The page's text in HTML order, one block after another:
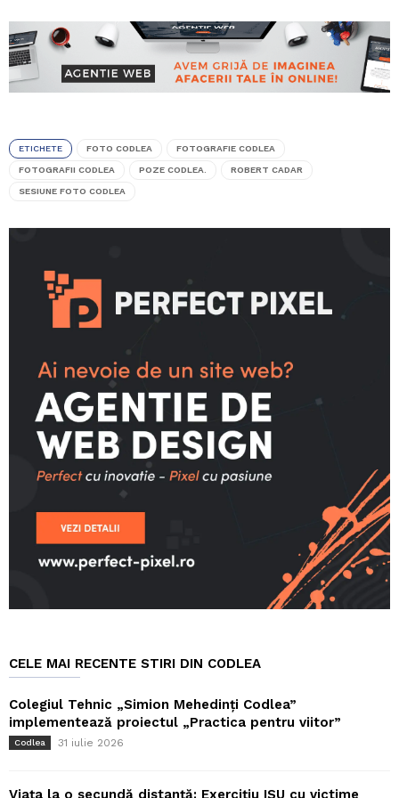
ETICHETE FOTO CODLEA FOTOGRAFIE CODLEA
FOTOGRAFII CODLEA POZE CODLEA. ROBERT CADAR
SESIUNE FOTO CODLEA
CELE MAI RECENTE STIRI DIN CODLEA
Colegiul Tehnic „Simion Mehedinți Codlea”
implementează proiectul „Practica pentru viitor”
Codlea 31 iulie 2026
Viața la o secundă distanță: Exercițiu ISU cu victime